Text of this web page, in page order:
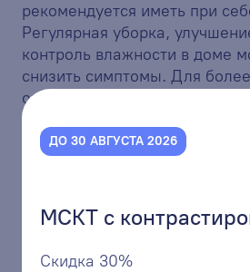
ДО 30 АВГУСТА 2026
МСКТ с
Скидка 30%
рекомендуется иметь при
Регулярная уборка,
контроль влажности в доме
снизить симптомы. Для
определения аллергенов и
рекомендуется обратиться к
дневник симптомов.